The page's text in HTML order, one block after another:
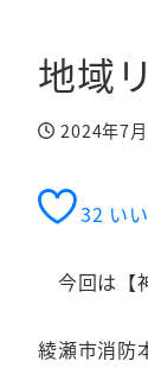
地域
投稿日
2024年7
32 い
今回は【
綾瀬市消防